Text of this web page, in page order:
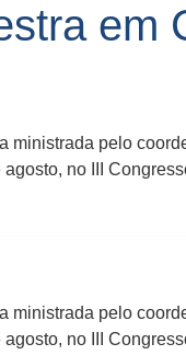
em
ministrada pelo
no III
ministrada pelo
no III